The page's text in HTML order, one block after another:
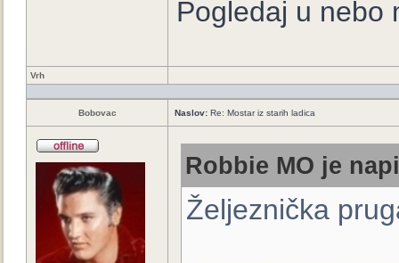
Pogledaj u nebo
Vrh
Bobovac Naslov: Re: Mostar iz starih ladica
Robbie MO je
Željeznička